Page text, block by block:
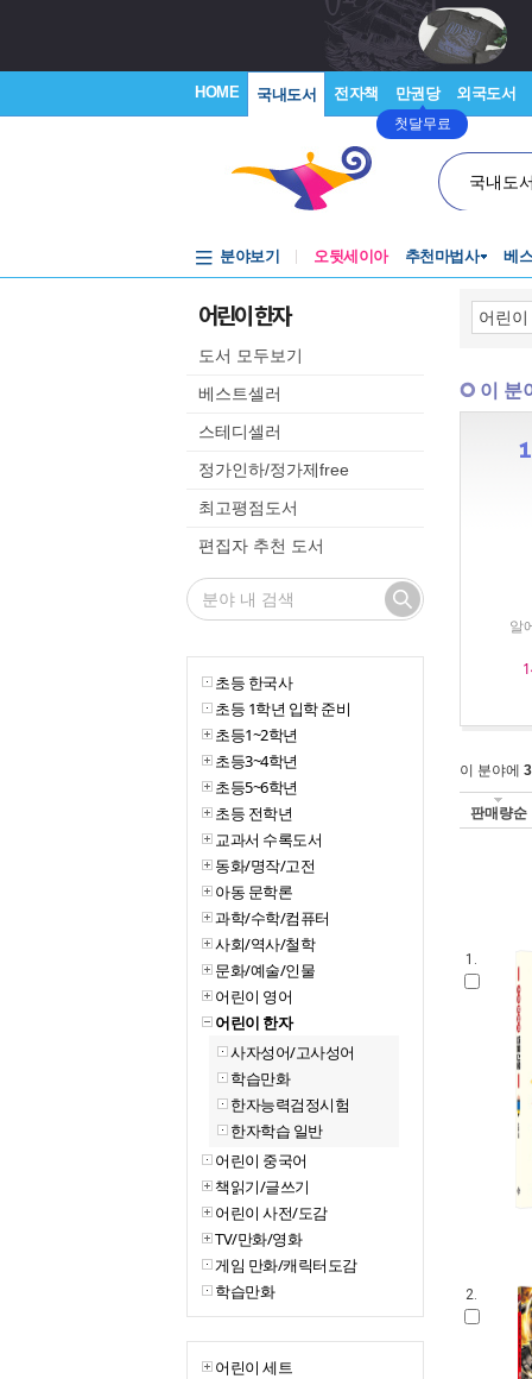
HOME 국내도서 전자책 만권당
첫달무료
외국도서
국내도
분야보기 오뒷세이아 추천마법사 베
어린이 한자
도서 모두보기
베스트셀러
스테디셀러
정가인하/정가제free
최고평점도서
편집자 추천 도서
초등 한국사
초등 1학년 입학 준비
초등1~2학년
초등3~4학년
초등5~6학년
초등 전학년
교과서 수록도서
동화/명작/고전
아동 문학론
과학/수학/컴퓨터
사회/역사/철학
문화/예술/인물
어린이 영어
어린이 한자
사자성어/고사성어
학습만화
한자능력검정시험
한자학습 일반
어린이 중국어
책읽기/글쓰기
어린이 사전/도감
TV/만화/영화
게임 만화/캐릭터도감
학습만화
어린이 세트
이 분
알
이 분야에
판매량순
1.
2.